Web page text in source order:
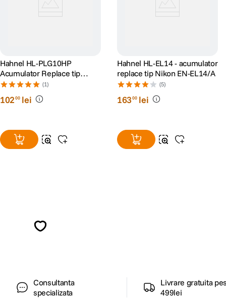
Hahnel HL-PLG10HP
Acumulator Replace tip
Panasonic DMW-BLG10E
1000mAh
(1)
10200 lei
Hahnel HL-EL14 - acumulator
replace tip Nikon EN-EL14/A
(5)
16300 lei
Consultanta
specializata
Livrare gratuita
499lei